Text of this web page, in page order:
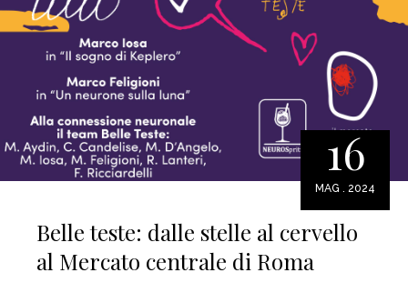
16
MAG . 2024
Belle teste: dalle stelle al cervello
al Mercato centrale di Roma